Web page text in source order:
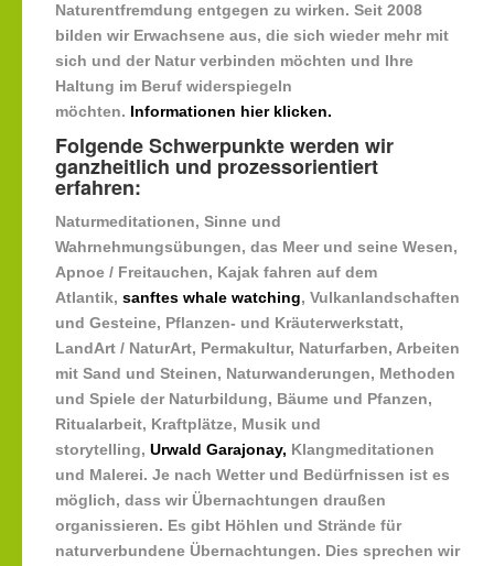
Naturentfremdung entgegen zu wirken. Seit 2008
bilden wir Erwachsene aus, die sich wieder mehr mit
sich und der Natur verbinden möchten und Ihre
Haltung im Beruf widerspiegeln
möchten. Informationen hier klicken.
Folgende Schwerpunkte werden wir
ganzheitlich und prozessorientiert
erfahren:
Naturmeditationen, Sinne und
Wahrnehmungsübungen, das Meer und seine Wesen,
Apnoe / Freitauchen, Kajak fahren auf dem
Atlantik, sanftes whale watching, Vulkanlandschaften
und Gesteine, Pflanzen- und Kräuterwerkstatt,
LandArt / NaturArt, Permakultur, Naturfarben, Arbeiten
mit Sand und Steinen, Naturwanderungen, Methoden
und Spiele der Naturbildung, Bäume und Pfanzen,
Ritualarbeit, Kraftplätze, Musik und
storytelling, Urwald Garajonay, Klangmeditationen
und Malerei. Je nach Wetter und Bedürfnissen ist es
möglich, dass wir Übernachtungen draußen
organissieren. Es gibt Höhlen und Strände für
naturverbundene Übernachtungen. Dies sprechen wir